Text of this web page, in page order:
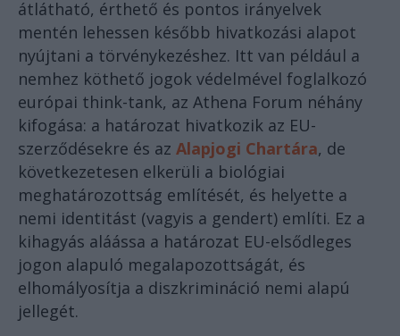
átlátható, érthető és pontos irányelvek
mentén lehessen később hivatkozási alapot
nyújtani a törvénykezéshez. Itt van például a
nemhez köthető jogok védelmével foglalkozó
európai think-tank, az Athena Forum néhány
kifogása: a határozat hivatkozik az EU-
szerződésekre és az Alapjogi Chartára, de
következetesen elkerüli a biológiai
meghatározottság említését, és helyette a
nemi identitást (vagyis a gendert) említi. Ez a
kihagyás aláássa a határozat EU-elsődleges
jogon alapuló megalapozottságát, és
elhomályosítja a diszkrimináció nemi alapú
jellegét.